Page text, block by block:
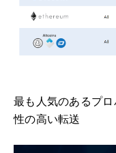
最も人気のあるプ
性の高い転送